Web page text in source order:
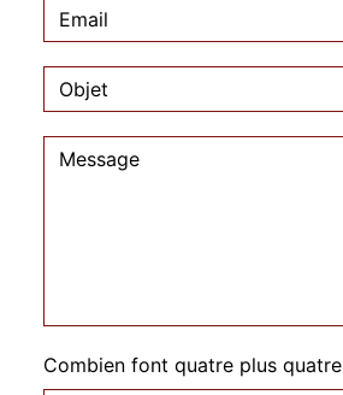
Combien font quatre plus quatre